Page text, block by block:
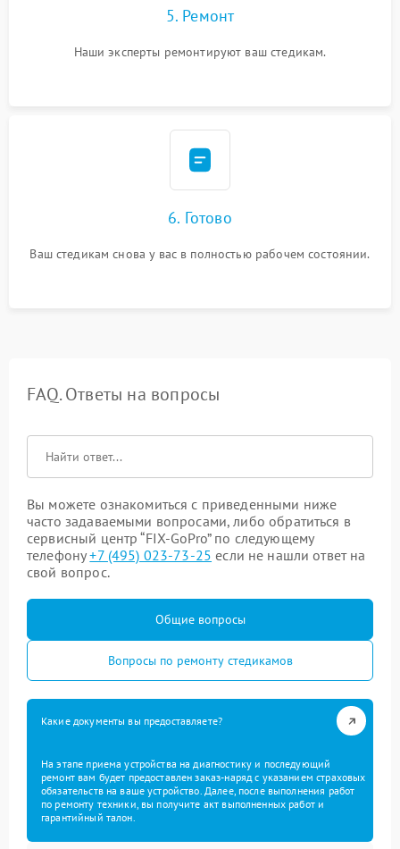
5. Ремонт
Наши эксперты ремонтируют ваш стедикам.
6. Готово
Ваш стедикам снова у вас в полностью рабочем состоянии.
FAQ. Ответы на вопросы
Вы можете ознакомиться с приведенными ниже
часто задаваемыми вопросами, либо обратиться в
сервисный центр “FIX-GoPro” по следующему
телефону+7 (495) 023-73-25 если не нашли ответ на
свой вопрос.
Общие вопросы
Вопросы по ремонту стедикамов
Какие документы вы предоставляете?
На этапе приема устройства на диагностику и последующий
ремонт вам будет предоставлен заказ-наряд с указанием страховых
обязательств на ваше устройство. Далее, после выполнения работ
по ремонту техники, вы получите акт выполненных работ и
гарантийный талон.